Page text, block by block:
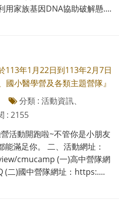
用家族基因DNA協助破解懸....
113年1月22日到113年2月7日
小醫學營及各類主題營隊』
分類 : 活動資訊、
: 2155
活動開跑啦~不管你是小朋友
滿足你。 二、活動網址：
cmucamp (一)高中營隊網
二)國中營隊網址：https:....